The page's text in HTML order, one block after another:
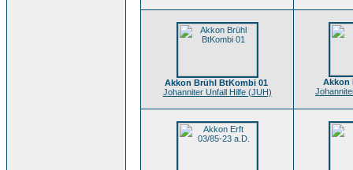
Akkon Brühl BtKombi 01
Johanniter Unfall Hilfe (JUH)
Akkon